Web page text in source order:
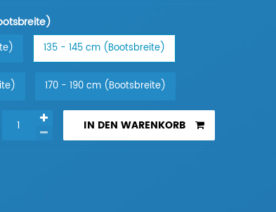
135 - 145 cm (Bootsbreite)
170 - 190 cm (Bootsbreite)
IN DEN WARENKORB